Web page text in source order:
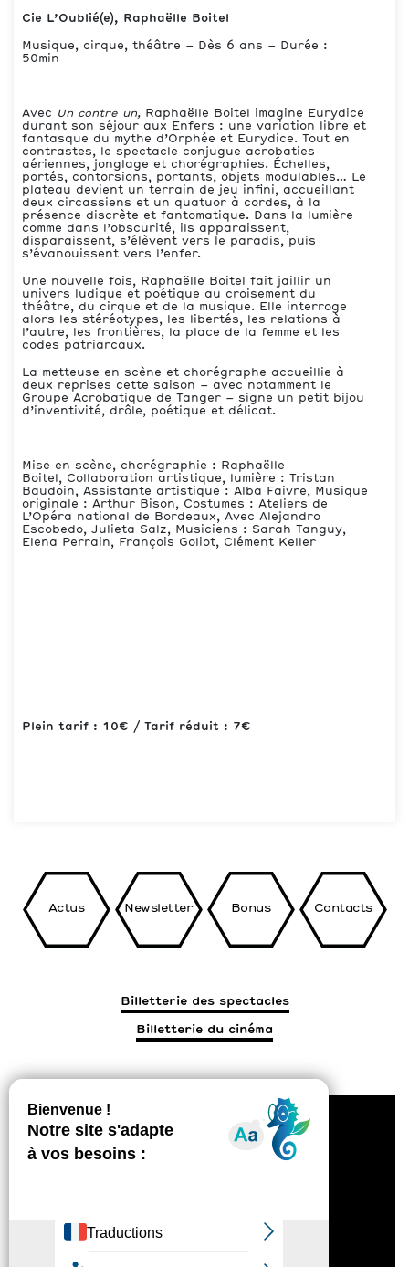
Cie L’Oublié(e), Raphaëlle Boitel
Musique, cirque, théâtre – Dès 6 ans – Durée :
50min
Avec Un contre un, Raphaëlle Boitel imagine Eurydice
durant son séjour aux Enfers : une variation libre et
fantasque du mythe d’Orphée et Eurydice. Tout en
contrastes, le spectacle conjugue acrobaties
aériennes, jonglage et chorégraphies. Échelles,
portés, contorsions, portants, objets modulables… Le
plateau devient un terrain de jeu infini, accueillant
deux circassiens et un quatuor à cordes, à la
présence discrète et fantomatique. Dans la lumière
comme dans l’obscurité, ils apparaissent,
disparaissent, s’élèvent vers le paradis, puis
s’évanouissent vers l’enfer.
Une nouvelle fois, Raphaëlle Boitel fait jaillir un
univers ludique et poétique au croisement du
théâtre, du cirque et de la musique. Elle interroge
alors les stéréotypes, les libertés, les relations à
l’autre, les frontières, la place de la femme et les
codes patriarcaux.
La metteuse en scène et chorégraphe accueillie à
deux reprises cette saison – avec notamment le
Groupe Acrobatique de Tanger – signe un petit bijou
d’inventivité, drôle, poétique et délicat.
Mise en scène, chorégraphie : Raphaëlle
Boitel, Collaboration artistique, lumière : Tristan
Baudoin, Assistante artistique : Alba Faivre, Musique
originale : Arthur Bison, Costumes : Ateliers de
L’Opéra national de Bordeaux, Avec Alejandro
Escobedo, Julieta Salz, Musiciens : Sarah Tanguy,
Elena Perrain, François Goliot, Clément Keller
Plein tarif : 10€ / Tarif réduit : 7€
Actus Newsletter Bonus Contacts
Billetterie des spectacles
Billetterie du cinéma